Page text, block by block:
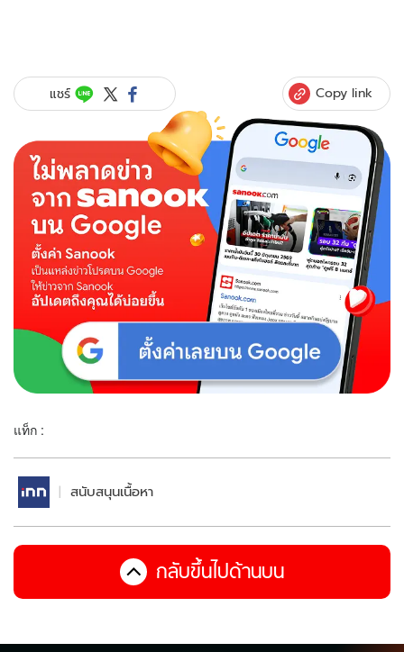
แชร์ Copy link
แท็ก :
สนับสนุนเนื้อหา
กลับขึ้นไปด้านบน